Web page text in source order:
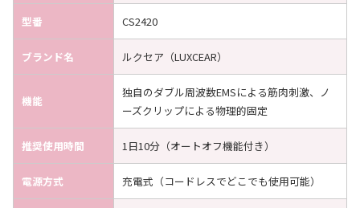
型番 CS2420
ブランド名 ルクセア（LUXCEAR）
機能
独自のダブル周波数EMSによる筋肉刺激、ノ
ーズクリップによる物理的固定
推奨使用時間 1日10分（オートオフ機能付き）
電源方式 充電式（コードレスでどこでも使用可能）